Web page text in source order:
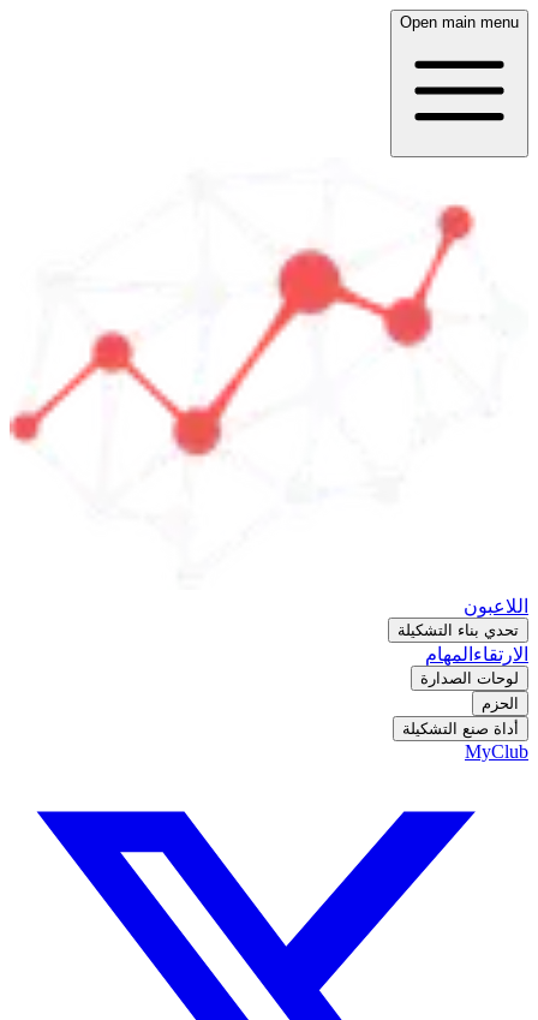
Open main menu
اللاعبون
تحدي بناء التشكيلة
الارتقاء المهام
لوحات الصدارة
الحزم
أداة صنع التشكيلة
MyClub